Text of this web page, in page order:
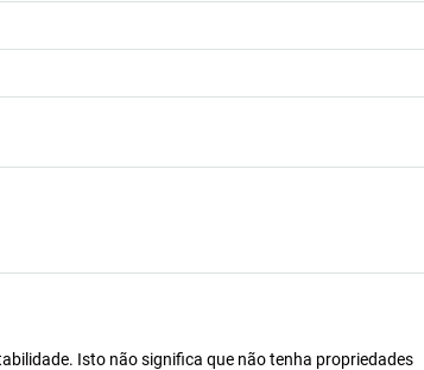
Isto não significa que não tenha propriedades